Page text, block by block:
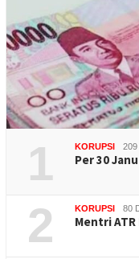
1 KORUPSI 209
Per 30
2 KORUPSI 80
Mentri